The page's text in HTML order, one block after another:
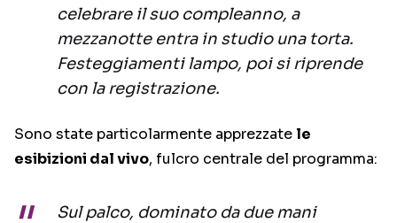
celebrare il suo compleanno, a
mezzanotte entra in studio una torta.
Festeggiamenti lampo, poi si riprende
con la registrazione.
Sono state particolarmente apprezzate le
esibizioni dal vivo, fulcro centrale del programma:
Sul palco, dominato da due mani